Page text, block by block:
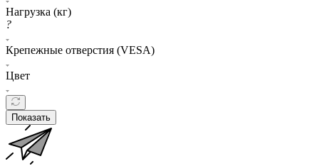
Нагрузка (кг)
?
Крепежные отверстия (VESA)
Цвет
Показать